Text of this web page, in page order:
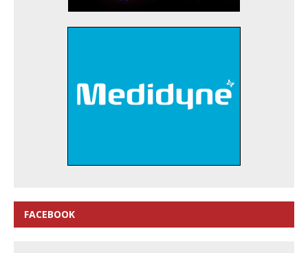
FACEBOOK